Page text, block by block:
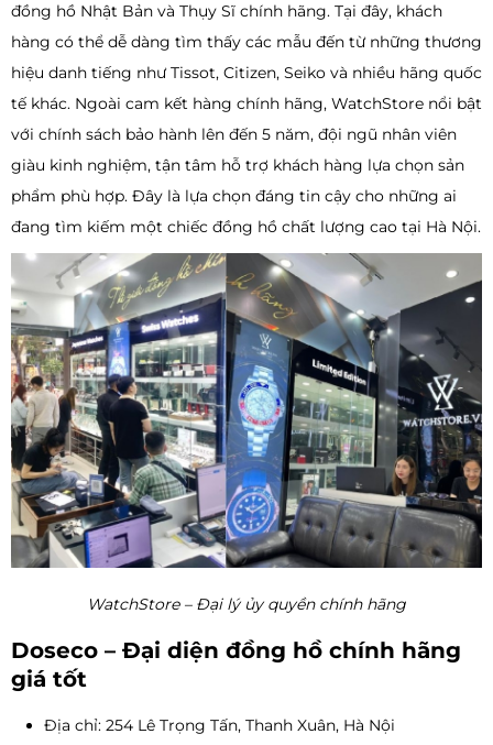
đồng hồ Nhật Bản và Thụy Sĩ chính hãng. Tại đây, khách
hàng có thể dễ dàng tìm thấy các mẫu đến từ những thương
hiệu danh tiếng như Tissot, Citizen, Seiko và nhiều hãng quốc
tế khác. Ngoài cam kết hàng chính hãng, WatchStore nổi bật
với chính sách bảo hành lên đến 5 năm, đội ngũ nhân viên
giàu kinh nghiệm, tận tâm hỗ trợ khách hàng lựa chọn sản
phẩm phù hợp. Đây là lựa chọn đáng tin cậy cho những ai
đang tìm kiếm một chiếc đồng hồ chất lượng cao tại Hà Nội.
WatchStore – Đại lý ủy quyền chính hãng
Doseco – Đại diện đồng hồ chính hãng
giá tốt
Địa chỉ: 254 Lê Trọng Tấn, Thanh Xuân, Hà Nội